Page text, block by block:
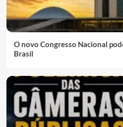
O novo Congresso Nacional
Brasil